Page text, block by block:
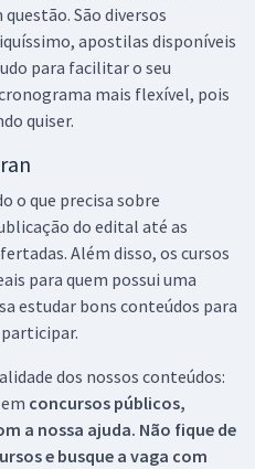
São diversos
apostilas disponíveis
para facilitar o seu
mais flexível, pois
quiser.
o que precisa sobre
do edital até as
Além disso, os cursos
para quem possui uma
estudar bons conteúdos para
dos nossos conteúdos:
concursos públicos,
a nossa ajuda. Não fique de
e busque a vaga com